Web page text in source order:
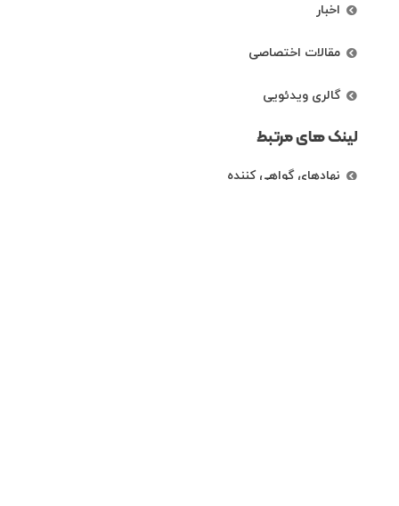
اخبار
مقالات اختصاصی
گالری ویدئویی
لینک های مرتبط
نهادهای گواهی کننده